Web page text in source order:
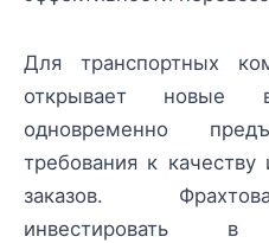
Для транспортных
открывает новые
одновременно
требования к
заказов.
инвестировать в